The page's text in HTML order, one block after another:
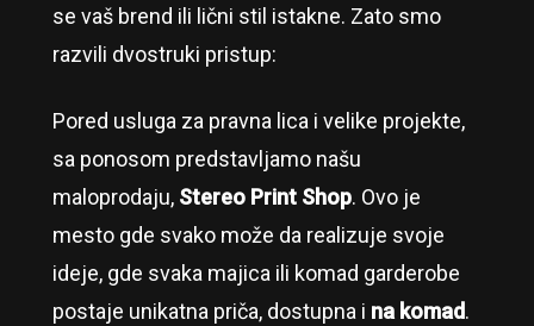
se vaš brend ili lični stil istakne. Zato smo
razvili dvostruki pristup:
Pored usluga za pravna lica i velike projekte,
sa ponosom predstavljamo našu
maloprodaju, Stereo Print Shop. Ovo je
mesto gde svako može da realizuje svoje
ideje, gde svaka majica ili komad garderobe
postaje unikatna priča, dostupna i na komad.